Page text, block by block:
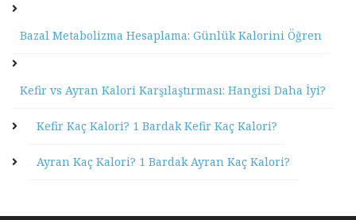
Bazal Metabolizma Hesaplama: Günlük Kalorini Öğren
Kefir vs Ayran Kalori Karşılaştırması: Hangisi Daha İyi?
Kefir Kaç Kalori? 1 Bardak Kefir Kaç Kalori?
Ayran Kaç Kalori? 1 Bardak Ayran Kaç Kalori?